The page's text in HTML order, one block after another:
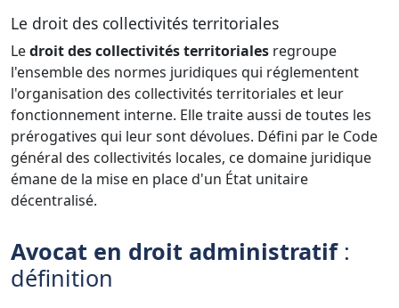
Le droit des collectivités territoriales
Ledroit des collectivités territoriales regroupe
l'ensemble des normes juridiques qui réglementent
l'organisation des collectivités territoriales et leur
fonctionnement interne. Elle traite aussi de toutes les
prérogatives qui leur sont dévolues. Défini par le Code
général des collectivités locales, ce domaine juridique
émane de la mise en place d'un État unitaire
décentralisé.
Avocat en droit administratif:
définition